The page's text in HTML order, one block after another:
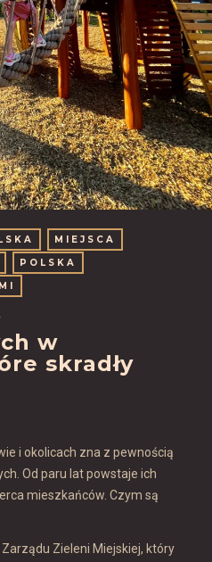
MIEJSCA
POLSKA
w
skradły
i okolicach zna z pewnością
Od paru lat powstaje ich
mieszkańców. Czym są
Zieleni Miejskiej, który